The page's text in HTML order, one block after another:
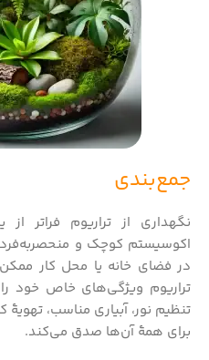
جمع‌بندی
نگهداری از تراریوم فراتر
اکوسیستم کوچک و
در فضای خانه یا محل کار
تراریوم ویژگی‌های خاص خود
تنظیم نور، آبیاری مناسب،
برای همهٔ آن‌ها صدق می‌کند.